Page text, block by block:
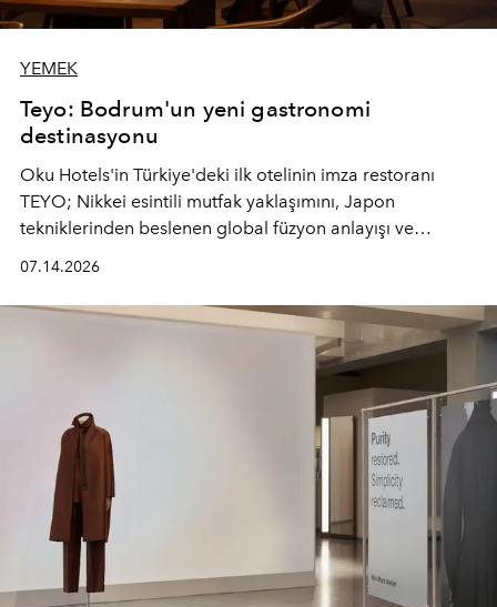
YEMEK
Teyo: Bodrum'un yeni gastronomi
destinasyonu
Oku Hotels'in Türkiye'deki ilk otelinin imza restoranı
TEYO; Nikkei esintili mutfak yaklaşımını, Japon
tekniklerinden beslenen global füzyon anlayışı ve
07.14.2026